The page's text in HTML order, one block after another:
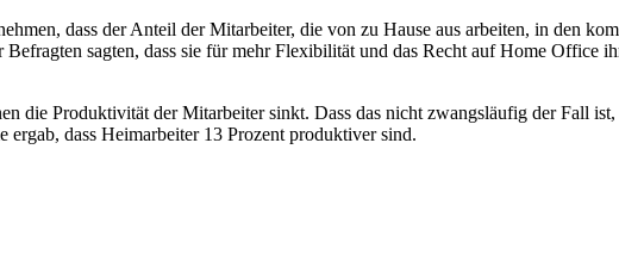
dass der Anteil der Mitarbeiter, die von zu Hause aus arbeiten, in den
sagten, dass sie für mehr Flexibilität und das Recht auf Home Office
die Produktivität der Mitarbeiter sinkt. Dass das nicht zwangsläufig der Fall
dass Heimarbeiter 13 Prozent produktiver sind.